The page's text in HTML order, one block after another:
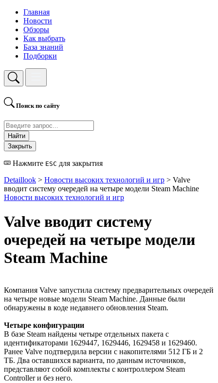
Главная
Новости
Обзоры
Как выбрать
База знаний
Подборки
Поиск по сайту
Найти
Закрыть
Нажмите ESC для закрытия
Detaillook > Новости высоких технологий и игр > Valve
вводит систему очередей на четыре модели Steam Machine
Новости высоких технологий и игр
Valve вводит систему
очередей на четыре модели
Steam Machine
Компания Valve запустила систему предварительных очередей
на четыре новые модели Steam Machine. Данные были
обнаружены в коде недавнего обновления Steam.
Четыре конфигурации
В базе Steam найдены четыре отдельных пакета с
идентификаторами 1629447, 1629446, 1629458 и 1629460.
Ранее Valve подтвердила версии с накопителями 512 ГБ и 2
ТБ. Два оставшихся варианта, по данным источников,
представляют собой комплекты с контроллером Steam
Controller и без него.